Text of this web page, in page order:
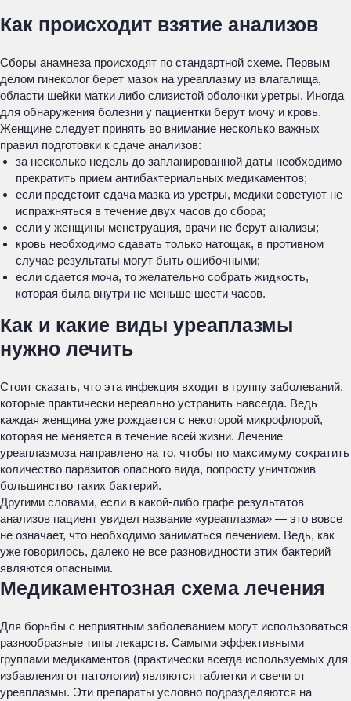
Как происходит взятие анализов
Сборы анамнеза происходят по стандартной схеме. Первым
делом гинеколог берет мазок на уреаплазму из влагалища,
области шейки матки либо слизистой оболочки уретры. Иногда
для обнаружения болезни у пациентки берут мочу и кровь.
Женщине следует принять во внимание несколько важных
правил подготовки к сдаче анализов:
за несколько недель до запланированной даты необходимо
прекратить прием антибактериальных медикаментов;
если предстоит сдача мазка из уретры, медики советуют не
испражняться в течение двух часов до сбора;
если у женщины менструация, врачи не берут анализы;
кровь необходимо сдавать только натощак, в противном
случае результаты могут быть ошибочными;
если сдается моча, то желательно собрать жидкость,
которая была внутри не меньше шести часов.
Как и какие виды уреаплазмы
нужно лечить
Стоит сказать, что эта инфекция входит в группу заболеваний,
которые практически нереально устранить навсегда. Ведь
каждая женщина уже рождается с некоторой микрофлорой,
которая не меняется в течение всей жизни. Лечение
уреаплазмоза направлено на то, чтобы по максимуму сократить
количество паразитов опасного вида, попросту уничтожив
большинство таких бактерий.
Другими словами, если в какой-либо графе результатов
анализов пациент увидел название «уреаплазма» — это вовсе
не означает, что необходимо заниматься лечением. Ведь, как
уже говорилось, далеко не все разновидности этих бактерий
являются опасными.
Медикаментозная схема лечения
Для борьбы с неприятным заболеванием могут использоваться
разнообразные типы лекарств. Самыми эффективными
группами медикаментов (практически всегда используемых для
избавления от патологии) являются таблетки и свечи от
уреаплазмы. Эти препараты условно подразделяются на